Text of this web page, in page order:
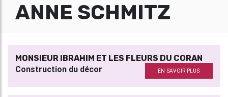
ANNE SCHMITZ
MONSIEUR IBRAHIM ET LES FLEURS DU CORAN
Construction du décor EN SAVOIR PLUS